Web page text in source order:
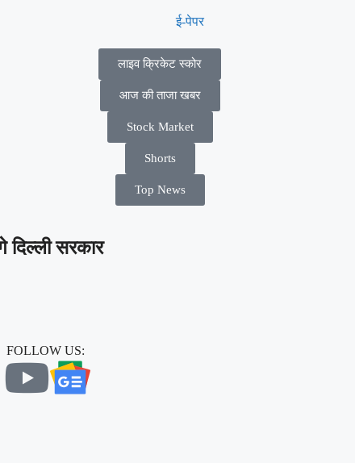
ई-पेपर
लाइव क्रिकेट स्कोर
आज की ताजा खबर
Stock Market
Shorts
Top News
सरकार
FOLLOW US: